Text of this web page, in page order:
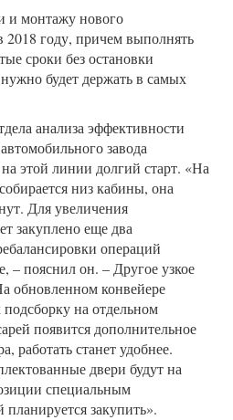
и монтажу нового
2018 году, причем выполнять
сроки без остановки
будет держать в самых
анализа эффективности
завода
этой линии долгий старт. «На
низ кабины, она
Для увеличения
закуплено еще два
операций
– пояснил он. – Другое узкое
обновленном конвейере
на отдельном
появится дополнительное
работать станет удобнее.
двери будут на
специальным
закупить».